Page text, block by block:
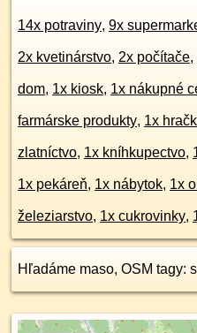
14x potraviny, 9x
2x kvetinárstvo, 2x počítače,
dom, 1x kiosk, 1x nákupné
farmárske produkty, 1x
zlatníctvo, 1x kníhkupectvo,
1x pekáreň, 1x nábytok, 1x
železiarstvo, 1x cukrovinky,
Hľadáme maso, OSM tagy: